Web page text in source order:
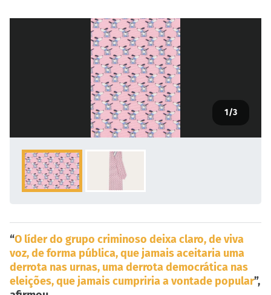
1/3
“O líder do grupo criminoso deixa claro, de viva
voz, de forma pública, que jamais aceitaria uma
derrota nas urnas, uma derrota democrática nas
eleições, que jamais cumpriria a vontade popular”,